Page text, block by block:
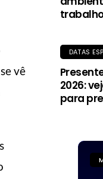
vê
DATAS
2026:
para